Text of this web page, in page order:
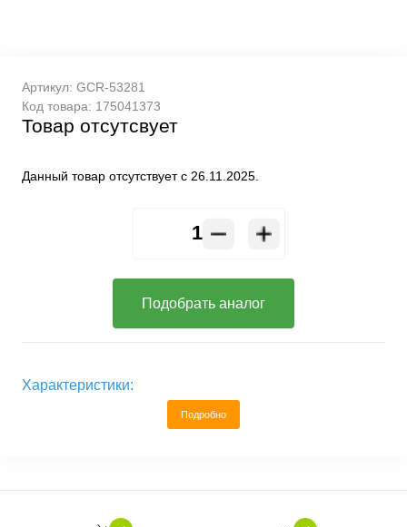
Артикул: GCR-53281
Код товара: 175041373
Товар отсутсвует
Данный товар отсутствует с 26.11.2025.
Подобрать аналог
Характеристики:
Подробно